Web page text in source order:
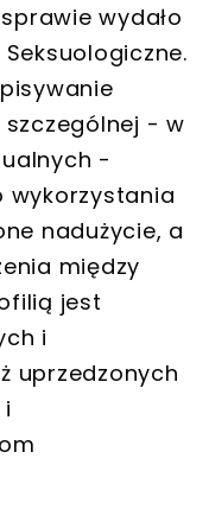
wydało
- w
-
wykorzystania
nadużycie, a
między
jest
i
uprzedzonych